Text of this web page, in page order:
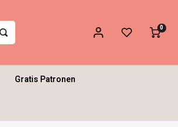
0
Gratis Patronen